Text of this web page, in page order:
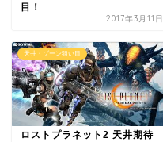
目！
2017年3月11日
天井・ゾーン狙い目
ロストプラネット2 天井期待